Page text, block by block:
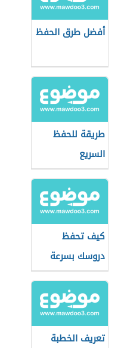
أفضل طرق الحفظ
طريقة للحفظ
السريع
كيف تحفظ
دروسك بسرعة
تعريف الخطبة